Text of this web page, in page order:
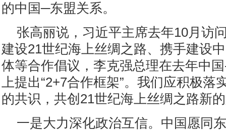
的中国─东盟关系。
张高丽说，习近平主席去年10月访
建设21世纪海上丝绸之路、携手建设
体等合作倡议，李克强总理在去年中
上提出“2+7合作框架”。我们应积极落
的共识，共创21世纪海上丝绸之路新
一是大力深化政治互信。中国愿同